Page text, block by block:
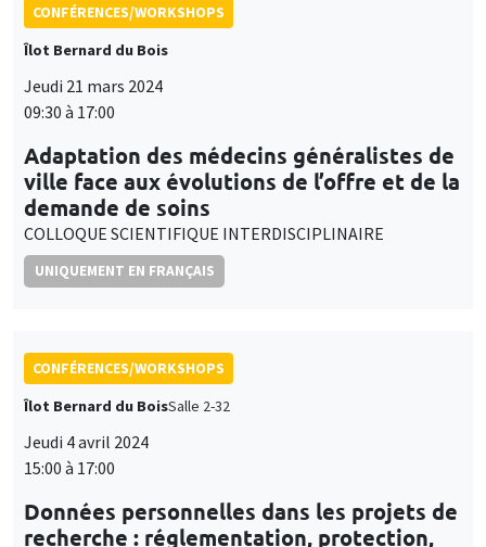
CONFÉRENCES/WORKSHOPS
Îlot Bernard du Bois
Jeudi 21 mars 2024
09:30 à 17:00
Adaptation des médecins généralistes de
ville face aux évolutions de l’offre et de la
demande de soins
COLLOQUE SCIENTIFIQUE INTERDISCIPLINAIRE
UNIQUEMENT EN FRANÇAIS
CONFÉRENCES/WORKSHOPS
Îlot Bernard du BoisSalle 2-32
Jeudi 4 avril 2024
15:00 à 17:00
Données personnelles dans les projets de
recherche : réglementation, protection,